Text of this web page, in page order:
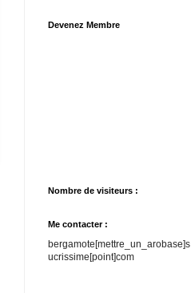
Devenez Membre
Nombre de visiteurs :
Me contacter :
bergamote[mettre_un_arobase]s
ucrissime[point]com